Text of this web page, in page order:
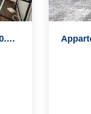
Appartement Ollioules 1 Pièce(s) 30.4 M2